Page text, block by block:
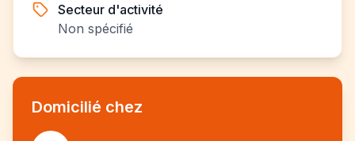
Secteur d'activité
Non spécifié
Domicilié chez